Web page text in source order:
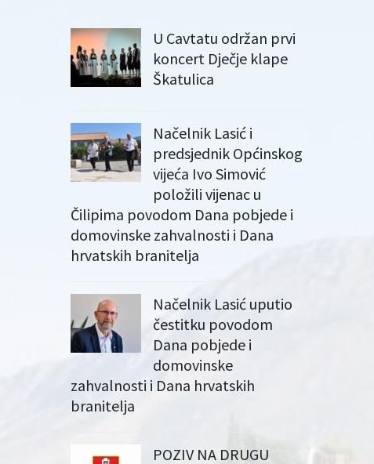
U Cavtatu održan prvi
koncert Dječje klape
Škatulica
Načelnik Lasić i
predsjednik Općinskog
vijeća Ivo Simović
položili vijenac u
Čilipima povodom Dana pobjede i
domovinske zahvalnosti i Dana
hrvatskih branitelja
Načelnik Lasić uputio
čestitku povodom
Dana pobjede i
domovinske
zahvalnosti i Dana hrvatskih
branitelja
POZIV NA DRUGU